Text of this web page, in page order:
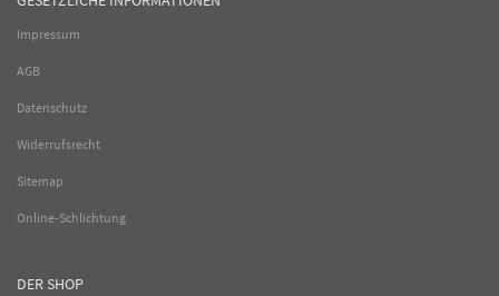
Impressum
AGB
Datenschutz
Widerrufsrecht
Sitemap
Online-Schlichtung
DER SHOP